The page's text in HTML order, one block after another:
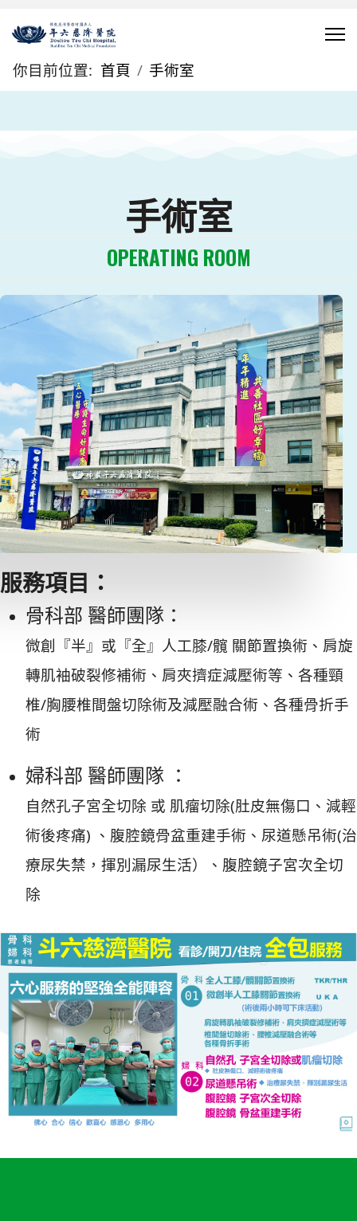
你目前位置: 首頁 手術室
手術室
OPERATING ROOM
服務項目：
骨科部 醫師團隊：
微創『半』或『全』人工膝/髖 關節置換術、肩旋
轉肌袖破裂修補術、肩夾擠症減壓術等、各種頸
椎/胸腰椎間盤切除術及減壓融合術、各種骨折手
術
婦科部 醫師團隊 ：
自然孔子宮全切除 或 肌瘤切除(肚皮無傷口、減輕
術後疼痛) 、腹腔鏡骨盆重建手術、尿道懸吊術(治
療尿失禁，揮別漏尿生活）、腹腔鏡子宮次全切
除